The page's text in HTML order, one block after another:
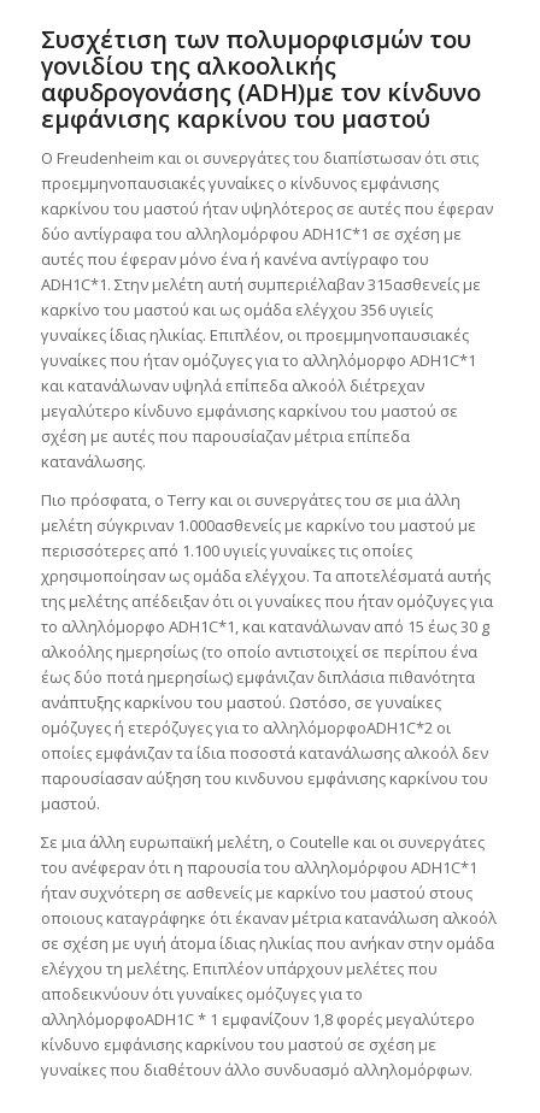
Συσχέτιση των πολυμορφισμών του
γονιδίου της αλκοολικής
αφυδρογονάσης (ADH)με τον κίνδυνο
εμφάνισης καρκίνου του μαστού
O Freudenheim και οι συνεργάτες του διαπίστωσαν ότι στις
προεμμηνοπαυσιακές γυναίκες ο κίνδυνος εμφάνισης
καρκίνου του μαστού ήταν υψηλότερος σε αυτές που έφεραν
δύο αντίγραφα του αλληλομόρφου ADH1C*1 σε σχέση με
αυτές που έφεραν μόνο ένα ή κανένα αντίγραφο του
ADH1C*1. Στην μελέτη αυτή συμπεριέλαβαν 315ασθενείς με
καρκίνο του μαστού και ως ομάδα ελέγχου 356 υγιείς
γυναίκες ίδιας ηλικίας. Επιπλέον, οι προεμμηνοπαυσιακές
γυναίκες που ήταν ομόζυγες για το αλληλόμορφο ADH1C*1
και κατανάλωναν υψηλά επίπεδα αλκοόλ διέτρεχαν
μεγαλύτερο κίνδυνο εμφάνισης καρκίνου του μαστού σε
σχέση με αυτές που παρουσίαζαν μέτρια επίπεδα
κατανάλωσης.
Πιο πρόσφατα, ο Terry και οι συνεργάτες του σε μια άλλη
μελέτη σύγκριναν 1.000ασθενείς με καρκίνο του μαστού με
περισσότερες από 1.100 υγιείς γυναίκες τις οποίες
χρησιμοποίησαν ως ομάδα ελέγχου. Τα αποτελέσματά αυτής
της μελέτης απέδειξαν ότι οι γυναίκες που ήταν ομόζυγες για
το αλληλόμορφο ADH1C*1, και κατανάλωναν από 15 έως 30 g
αλκοόλης ημερησίως (το οποίο αντιστοιχεί σε περίπου ένα
έως δύο ποτά ημερησίως) εμφάνιζαν διπλάσια πιθανότητα
ανάπτυξης καρκίνου του μαστού. Ωστόσο, σε γυναίκες
ομόζυγες ή ετερόζυγες για το αλληλόμορφοADH1C*2 οι
οποίες εμφάνιζαν τα ίδια ποσοστά κατανάλωσης αλκοόλ δεν
παρουσίασαν αύξηση του κινδυνου εμφάνισης καρκίνου του
μαστού.
Σε μια άλλη ευρωπαϊκή μελέτη, ο Coutelle και οι συνεργάτες
του ανέφεραν ότι η παρουσία του αλληλομόρφου ADH1C*1
ήταν συχνότερη σε ασθενείς με καρκίνο του μαστού στους
οποιους καταγράφηκε ότι έκαναν μέτρια κατανάλωση αλκοόλ
σε σχέση με υγιή άτομα ίδιας ηλικίας που ανήκαν στην ομάδα
ελέγχου τη μελέτης. Επιπλέον υπάρχουν μελέτες που
αποδεικνύουν ότι γυναίκες ομόζυγες για το
αλληλόμορφοADH1C * 1 εμφανίζουν 1,8 φορές μεγαλύτερο
κίνδυνο εμφάνισης καρκίνου του μαστού σε σχέση με
γυναίκες που διαθέτουν άλλο συνδυασμό αλληλομόρφων.